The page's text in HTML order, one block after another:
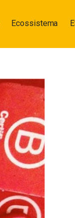
Ecossistema